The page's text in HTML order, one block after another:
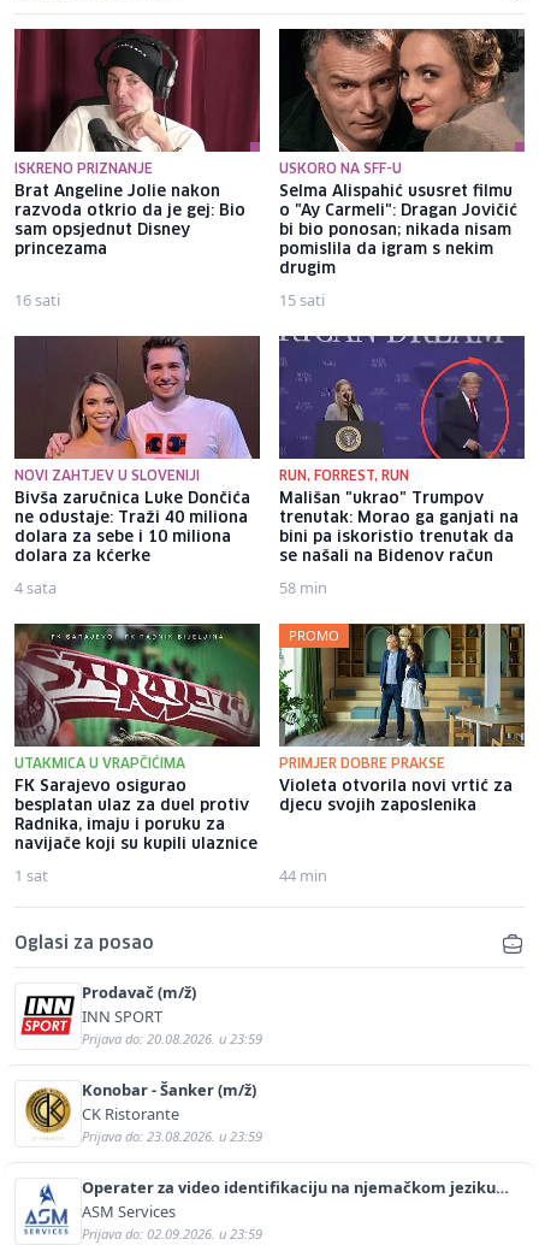
ISKRENO PRIZNANJE
Brat Angeline Jolie nakon
razvoda otkrio da je gej: Bio
sam opsjednut Disney
princezama
16 sati
USKORO NA SFF-U
Selma Alispahić ususret filmu
o "Ay Carmeli": Dragan Jovičić
bi bio ponosan; nikada nisam
pomislila da igram s nekim
drugim
15 sati
NOVI ZAHTJEV U SLOVENIJI
Bivša zaručnica Luke Dončića
ne odustaje: Traži 40 miliona
dolara za sebe i 10 miliona
dolara za kćerke
4 sata
RUN, FORREST, RUN
Mališan "ukrao" Trumpov
trenutak: Morao ga ganjati na
bini pa iskoristio trenutak da
se našali na Bidenov račun
58 min
UTAKMICA U VRAPČIĆIMA
FK Sarajevo osigurao
besplatan ulaz za duel protiv
Radnika, imaju i poruku za
navijače koji su kupili ulaznice
1 sat
PROMO
PRIMJER DOBRE PRAKSE
Violeta otvorila novi vrtić za
djecu svojih zaposlenika
44 min
Oglasi za posao
Prodavač (m/ž)
INN SPORT
Prijava do: 20.08.2026. u 23:59
Konobar - Šanker (m/ž)
CK Ristorante
Prijava do: 23.08.2026. u 23:59
Operater za video identifikaciju na njemačkom jeziku
(m/ž)
ASM Services
Prijava do: 02.09.2026. u 23:59